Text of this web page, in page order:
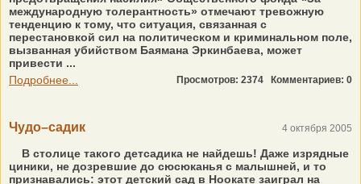
международную толерантность» отмечают тревожную
тенденцию к тому, что ситуация, связанная с
перестановкой сил на политическом и криминальном поле,
вызванная убийством Баямана Эркинбаева, может
привести ...
Подробнее...
Просмотров: 2374 Комментариев: 0
Чудо–садик 4 октября 2005
В столице такого детсадика не найдешь! Даже изрядные
циники, не дозревшие до сюсюканья с малышней, и то
признавались: этот детский сад в Ноокате заиграл на